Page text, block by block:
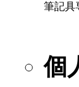
筆記具
個